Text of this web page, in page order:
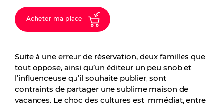
Acheter ma place
Suite à une erreur de réservation, deux familles que
tout oppose, ainsi qu’un éditeur un peu snob et
l’influenceuse qu’il souhaite publier, sont
contraints de partager une sublime maison de
vacances. Le choc des cultures est immédiat, entre